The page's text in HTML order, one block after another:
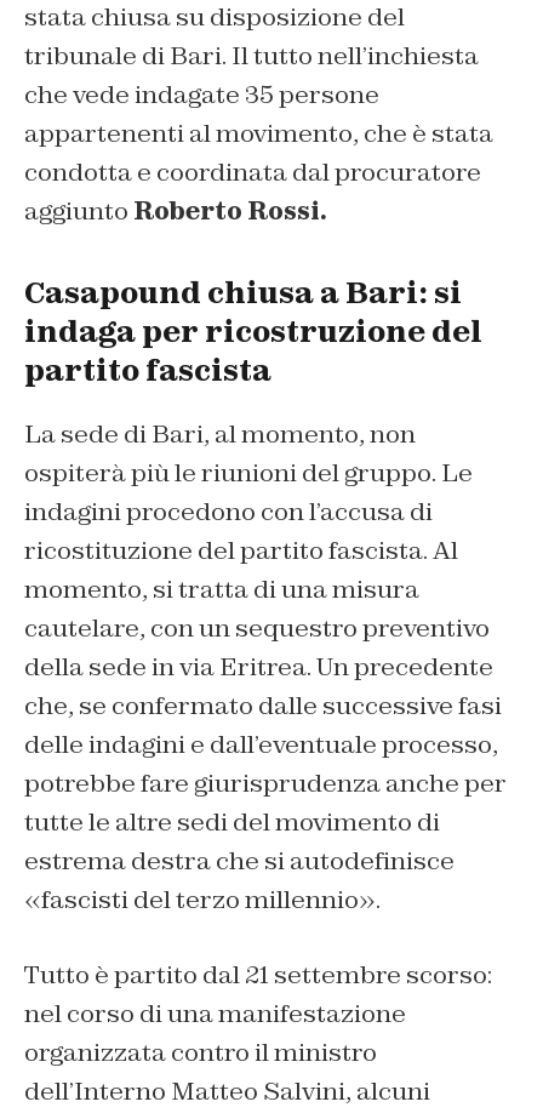
stata chiusa su disposizione del
tribunale di Bari. Il tutto nell’inchiesta
che vede indagate 35 persone
appartenenti al movimento, che è stata
condotta e coordinata dal procuratore
aggiunto Roberto Rossi.
Casapound chiusa a Bari: si
indaga per ricostruzione del
partito fascista
La sede di Bari, al momento, non
ospiterà più le riunioni del gruppo. Le
indagini procedono con l’accusa di
ricostituzione del partito fascista. Al
momento, si tratta di una misura
cautelare, con un sequestro preventivo
della sede in via Eritrea. Un precedente
che, se confermato dalle successive fasi
delle indagini e dall’eventuale processo,
potrebbe fare giurisprudenza anche per
tutte le altre sedi del movimento di
estrema destra che si autodefinisce
«fascisti del terzo millennio».
Tutto è partito dal 21 settembre scorso:
nel corso di una manifestazione
organizzata contro il ministro
dell’Interno Matteo Salvini, alcuni